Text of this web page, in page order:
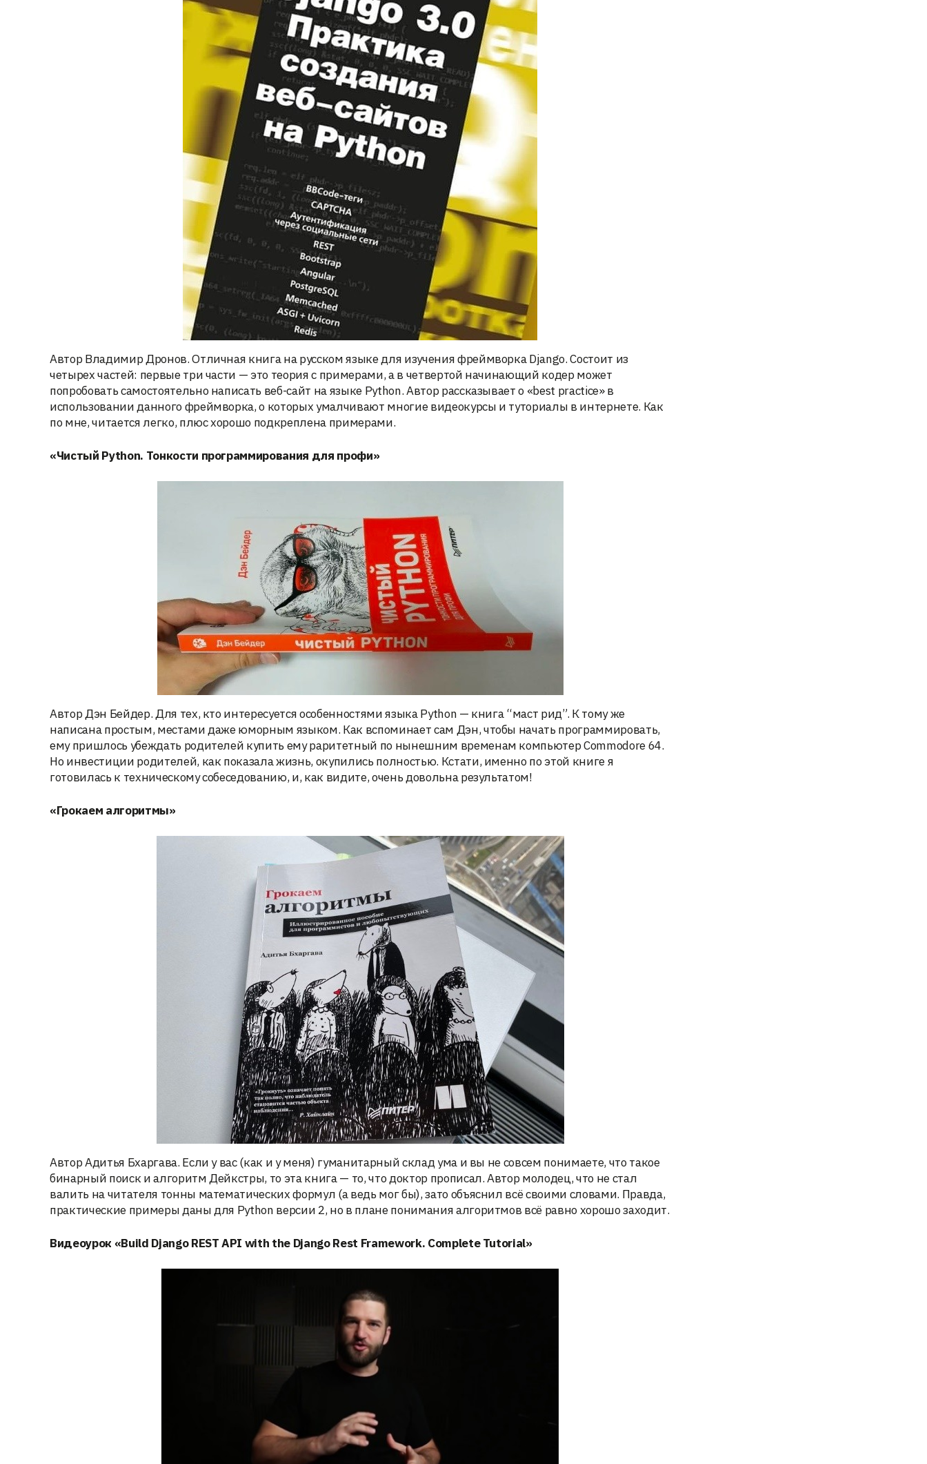
Автор Владимир Дронов. Отличная книга на русском языке для изучения фреймворка Django. Состоит из
четырех частей: первые три части — это теория с примерами, а в четвертой начинающий кодер может
попробовать самостоятельно написать веб-сайт на языке Python. Автор рассказывает о «best practice» в
использовании данного фреймворка, о которых умалчивают многие видеокурсы и туториалы в интернете. Как
по мне, читается легко, плюс хорошо подкреплена примерами.
«Чистый Python. Тонкости программирования для профи»
Автор Дэн Бейдер. Для тех, кто интересуется особенностями языка Python — книга “маст рид”. К тому же
написана простым, местами даже юморным языком. Как вспоминает сам Дэн, чтобы начать программировать,
ему пришлось убеждать родителей купить ему раритетный по нынешним временам компьютер Commodore 64.
Но инвестиции родителей, как показала жизнь, окупились полностью. Кстати, именно по этой книге я
готовилась к техническому собеседованию, и, как видите, очень довольна результатом!
«Грокаем алгоритмы»
Автор Адитья Бхаргава. Если у вас (как и у меня) гуманитарный склад ума и вы не совсем понимаете, что такое
бинарный поиск и алгоритм Дейкстры, то эта книга — то, что доктор прописал. Автор молодец, что не стал
валить на читателя тонны математических формул (а ведь мог бы), зато объяснил всё своими словами. Правда,
практические примеры даны для Python версии 2, но в плане понимания алгоритмов всё равно хорошо заходит.
Видеоурок «Build Django REST API with the Django Rest Framework. Complete Tutorial»